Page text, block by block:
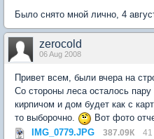
Было снято мной лично, 4
zerocold
06 Aug 2008
Привет всем, были вчера на
Со стороны леса осталось
кирпичом и дом будет как с
то выборочно.
Вот фото
IMG_0779.JPG
387.09К 41